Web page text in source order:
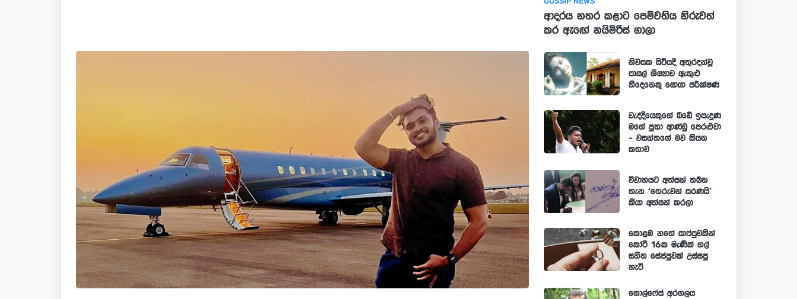
ආදරය නතර කළාට පෙම්වතිය නිරුවත්
කර ඇඟේ නයිමිරිස් ගාලා
නිවසක සිටියදී අතුරදන්වූ
පාසල් ශිෂ්‍යාව ඇතුළු
තිදෙනෙකු සොයා පරික්ෂණ
වැද්දියෙකුගේ බඩේ ඉපැදුණ
මගේ පුතා ආණ්ඩු පෙරළුවා
- වසන්තගේ මව කියන
කතාව
විවාහයට අත්සන් තබන
තැන ‘තෙරුවන් සරණයි’
කියා අත්සන් කරලා
කොළඹ හතේ සාප්පුවකින්
කෝටි 16ක මැණික් ගල්
සහිත සේප්පුවක් උස්සපු
හැටි
ගොල්ෆේස් අරගලය